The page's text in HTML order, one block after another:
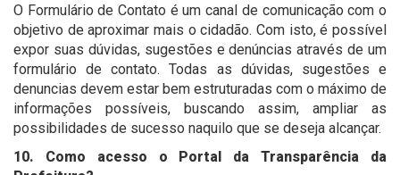
O Formulário de Contato é um canal de comunicação com o
objetivo de aproximar mais o cidadão. Com isto, é possível
expor suas dúvidas, sugestões e denúncias através de um
formulário de contato. Todas as dúvidas, sugestões e
denuncias devem estar bem estruturadas com o máximo de
informações possíveis, buscando assim, ampliar as
possibilidades de sucesso naquilo que se deseja alcançar.
10. Como acesso o Portal da Transparência da